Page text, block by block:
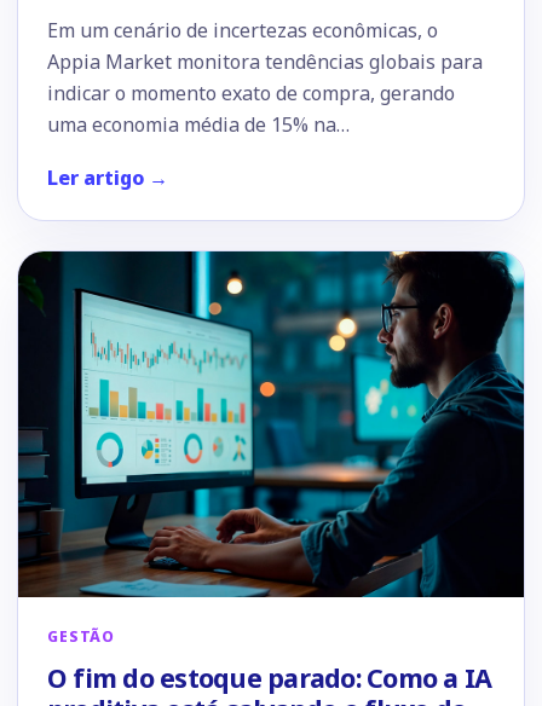
Em um cenário de incertezas econômicas, o
Appia Market monitora tendências globais para
indicar o momento exato de compra, gerando
uma economia média de 15% na…
Ler artigo →
GESTÃO
O fim do estoque parado: Como a IA